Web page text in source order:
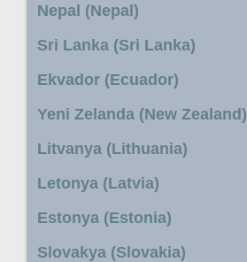
Nepal (Nepal)
Sri Lanka (Sri Lanka)
Ekvador (Ecuador)
Yeni Zelanda (New Zealand)
Litvanya (Lithuania)
Letonya (Latvia)
Estonya (Estonia)
Slovakya (Slovakia)